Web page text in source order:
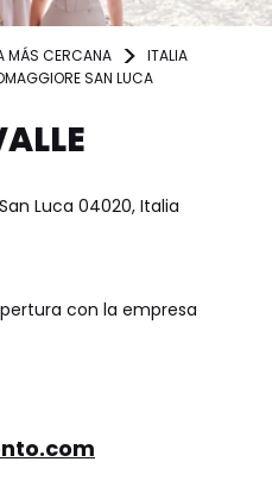
MÁS CERCANA
ITALIA
SAN LUCA
Luca 04020, Italia
con la empresa